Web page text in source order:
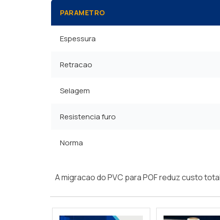
PARAMETRO
Espessura
Retracao
Selagem
Resistencia furo
Norma
A migracao do PVC para POF reduz custo